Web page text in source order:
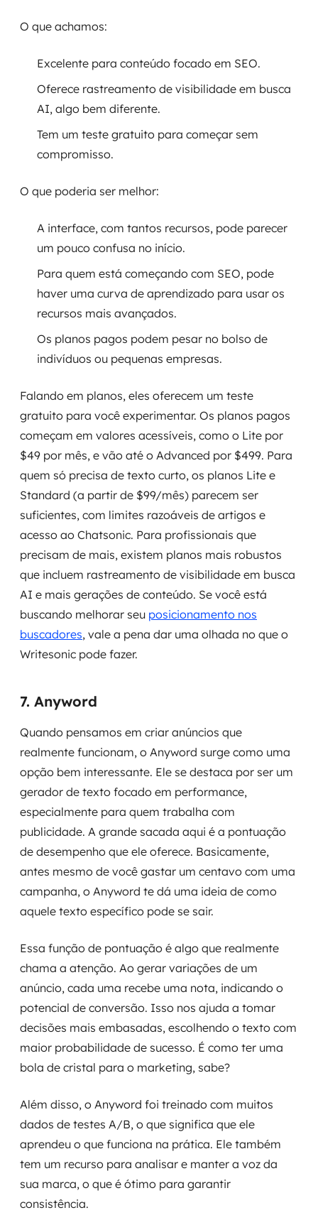
O que achamos:
Excelente para conteúdo focado em SEO.
Oferece rastreamento de visibilidade em busca
AI, algo bem diferente.
Tem um teste gratuito para começar sem
compromisso.
O que poderia ser melhor:
A interface, com tantos recursos, pode parecer
um pouco confusa no início.
Para quem está começando com SEO, pode
haver uma curva de aprendizado para usar os
recursos mais avançados.
Os planos pagos podem pesar no bolso de
indivíduos ou pequenas empresas.
Falando em planos, eles oferecem um teste
gratuito para você experimentar. Os planos pagos
começam em valores acessíveis, como o Lite por
$49 por mês, e vão até o Advanced por $499. Para
quem só precisa de texto curto, os planos Lite e
Standard (a partir de $99/mês) parecem ser
suficientes, com limites razoáveis de artigos e
acesso ao Chatsonic. Para profissionais que
precisam de mais, existem planos mais robustos
que incluem rastreamento de visibilidade em busca
AI e mais gerações de conteúdo. Se você está
buscando melhorar seu posicionamento nos
buscadores, vale a pena dar uma olhada no que o
Writesonic pode fazer.
7. Anyword
Quando pensamos em criar anúncios que
realmente funcionam, o Anyword surge como uma
opção bem interessante. Ele se destaca por ser um
gerador de texto focado em performance,
especialmente para quem trabalha com
publicidade. A grande sacada aqui é a pontuação
de desempenho que ele oferece. Basicamente,
antes mesmo de você gastar um centavo com uma
campanha, o Anyword te dá uma ideia de como
aquele texto específico pode se sair.
Essa função de pontuação é algo que realmente
chama a atenção. Ao gerar variações de um
anúncio, cada uma recebe uma nota, indicando o
potencial de conversão. Isso nos ajuda a tomar
decisões mais embasadas, escolhendo o texto com
maior probabilidade de sucesso. É como ter uma
bola de cristal para o marketing, sabe?
Além disso, o Anyword foi treinado com muitos
dados de testes A/B, o que significa que ele
aprendeu o que funciona na prática. Ele também
tem um recurso para analisar e manter a voz da
sua marca, o que é ótimo para garantir
consistência.